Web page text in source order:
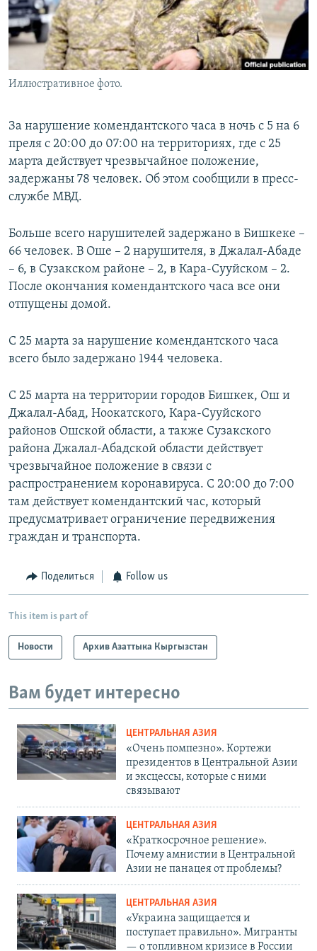
Иллюстративное фото.
За нарушение комендантского часа в ночь с 5 на 6
преля с 20:00 до 07:00 на территориях, где с 25
марта действует чрезвычайное положение,
задержаны 78 человек. Об этом сообщили в пресс-
службе МВД.
Больше всего нарушителей задержано в Бишкеке –
66 человек. В Оше – 2 нарушителя, в Джалал-Абаде
– 6, в Сузакском районе – 2, в Кара-Сууйском – 2.
После окончания комендантского часа все они
отпущены домой.
С 25 марта за нарушение комендантского часа
всего было задержано 1944 человека.
С 25 марта на территории городов Бишкек, Ош и
Джалал-Абад, Ноокатского, Кара-Сууйского
районов Ошской области, а также Сузакского
района Джалал-Абадской области действует
чрезвычайное положение в связи с
распространением коронавируса. С 20:00 до 7:00
там действует комендантский час, который
предусматривает ограничение передвижения
граждан и транспорта.
Поделиться Follow us
This item is part of
Новости Архив Азаттыка Кыргызстан
Вам будет интересно
ЦЕНТРАЛЬНАЯ АЗИЯ
«Очень помпезно». Кортежи
президентов в Центральной Азии
и эксцессы, которые с ними
связывают
ЦЕНТРАЛЬНАЯ АЗИЯ
«Краткосрочное решение».
Почему амнистии в Центральной
Азии не панацея от проблемы?
ЦЕНТРАЛЬНАЯ АЗИЯ
«Украина защищается и
поступает правильно». Мигранты
— о топливном кризисе в России